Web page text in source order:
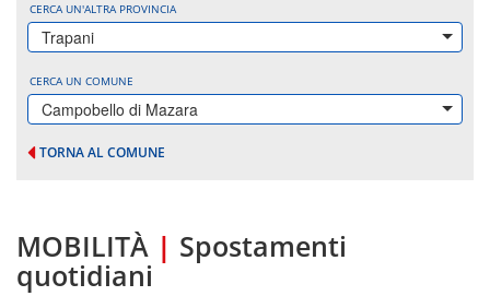
CERCA UN'ALTRA PROVINCIA
Trapani
CERCA UN COMUNE
Campobello di Mazara
TORNA AL COMUNE
MOBILITÀ | Spostamenti
quotidiani